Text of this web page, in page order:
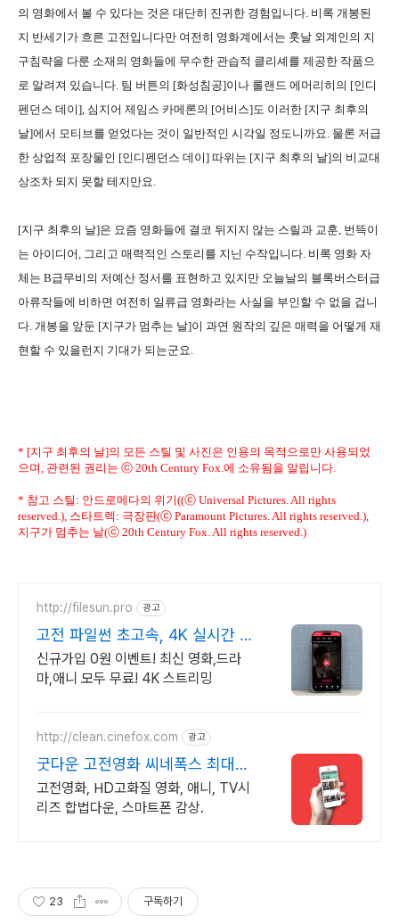
의 영화에서 볼 수 있다는 것은 대단히 진귀한 경험입니다. 비록 개봉된
지 반세기가 흐른 고전입니다만 여전히 영화계에서는 훗날 외계인의 지
구침략을 다룬 소재의 영화들에 무수한 관습적 클리셰를 제공한 작품으
로 알려져 있습니다. 팀 버튼의 [화성침공]이나 롤랜드 에머리히의 [인디
펜던스 데이], 심지어 제임스 카메론의 [어비스]도 이러한 [지구 최후의
날]에서 모티브를 얻었다는 것이 일반적인 시각일 정도니까요. 물론 저급
한 상업적 포장물인 [인디펜던스 데이] 따위는 [지구 최후의 날]의 비교대
상조차 되지 못할 테지만요.
[지구 최후의 날]은 요즘 영화들에 결코 뒤지지 않는 스릴과 교훈, 번뜩이
는 아이디어, 그리고 매력적인 스토리를 지닌 수작입니다. 비록 영화 자
체는 B급무비의 저예산 정서를 표현하고 있지만 오늘날의 블록버스터급
아류작들에 비하면 여전히 일류급 영화라는 사실을 부인할 수 없을 겁니
다. 개봉을 앞둔 [지구가 멈추는 날]이 과연 원작의 깊은 매력을 어떻게 재
현할 수 있을런지 기대가 되는군요.
* [지구 최후의 날]의 모든 스틸 및 사진은 인용의 목적으로만 사용되었
으며, 관련된 권리는 ⓒ 20th Century Fox.에 소유됨을 알립니다.
* 참고 스틸: 안드로메다의 위기((ⓒ Universal Pictures. All rights
reserved.), 스타트렉: 극장판(ⓒ Paramount Pictures. All rights reserved.),
지구가 멈추는 날(ⓒ 20th Century Fox. All rights reserved.)
http://filesun.pro 광고
고전 파일썬 초고속, 4K 실시간 보
기!
신규가입 0원 이벤트! 최신 영화,드라
마,애니 모두 무료! 4K 스트리밍
http://clean.cinefox.com 광고
굿다운 고전영화 씨네폭스 최대3
만원+10%추가적립
고전영화, HD고화질 영화, 애니, TV시
리즈 합법다운, 스마트폰 감상.
23 구독하기